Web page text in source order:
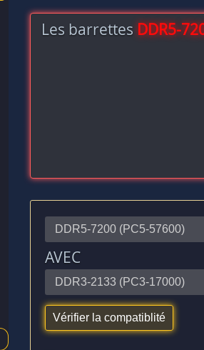
Les barrettes DDR5-
AVEC